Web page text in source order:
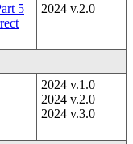
5
2024 v.2.0
2024 v.1.0
2024 v.2.0
2024 v.3.0